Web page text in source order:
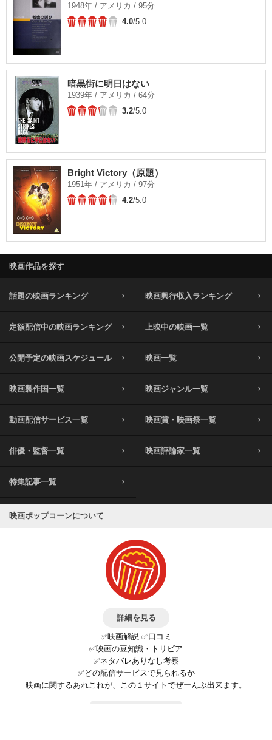
1948年 / アメリカ / 95分
4.0/5.0
暗黒街に明日はない
1939年 / アメリカ / 64分
3.2/5.0
Bright Victory（原題）
1951年 / アメリカ / 97分
4.2/5.0
映画作品を探す
話題の映画ランキング 映画興行収入ランキング
定額配信中の映画ランキング 上映中の映画一覧
公開予定の映画スケジュール 映画一覧
映画製作国一覧 映画ジャンル一覧
動画配信サービス一覧 映画賞・映画祭一覧
俳優・監督一覧 映画評論家一覧
特集記事一覧
映画ポップコーンについて
詳細を見る
✅映画解説 ✅口コミ
✅映画の豆知識・トリビア
✅ネタバレありなし考察
✅どの配信サービスで見られるか
映画に関するあれこれが、この１サイトでぜーんぶ出来ます。